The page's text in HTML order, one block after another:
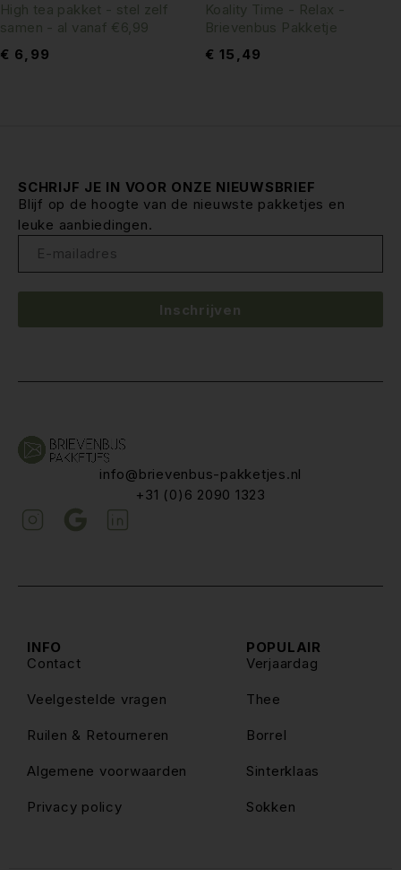
High tea pakket - stel zelf
samen - al vanaf €6,99
€ 6,99
Koality Time - Relax -
Brievenbus Pakketje
€ 15,49
info@brievenbus-pakketjes.nl
+31 (0)6 2090 1323
POPULAIR
Verjaardag
Thee
Borrel
Sinterklaas
Sokken
INFO
Contact
Veelgestelde vragen
Ruilen & Retourneren
Algemene voorwaarden
Privacy policy
SCHRIJF JE IN VOOR ONZE NIEUWSBRIEF
Blijf op de hoogte van de nieuwste pakketjes en
leuke aanbiedingen.
Inschrijven